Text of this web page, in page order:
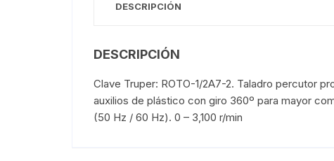
DESCRIPCIÓN
DESCRIPCIÓN
Clave Truper: ROTO-1/2A7-2. Taladro percutor
auxilios de plástico con giro 360º para mayor
(50 Hz / 60 Hz). 0 – 3,100 r/min